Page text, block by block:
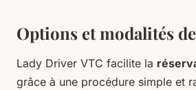
Options et modalités
Lady Driver VTC facilite la
grâce à une procédure simple et